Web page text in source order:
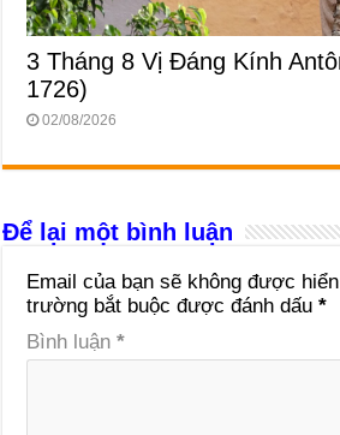
3 Tháng 8 Vị Ðáng Kính
1726)
02/08/2026
Để lại một bình luận
Email của bạn sẽ không được
trường bắt buộc được đánh dấu*
Bình luận*